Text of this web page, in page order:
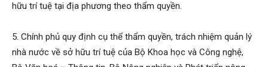
hữu trí tuệ tại địa phương theo thẩm quyền.
5. Chính phủ quy định cụ thể thẩm quyền, trách nhiệm quản lý
nhà nước về sở hữu trí tuệ của Bộ Khoa học và Công nghệ,